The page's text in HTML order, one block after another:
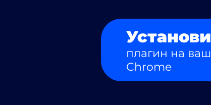
Установи
плагин на ваш
Chrome